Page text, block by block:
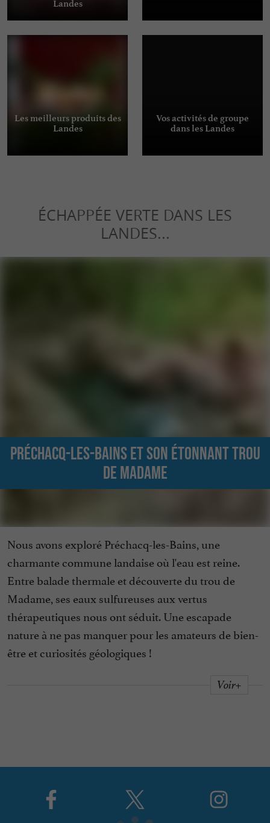
Landes
Les meilleurs produits des
Landes
Vos activités de groupe
dans les Landes
ÉCHAPPÉE VERTE DANS LES
LANDES...
Préchacq-les-Bains et son étonnant trou
de Madame
Nous avons exploré Préchacq-les-Bains, une
charmante commune landaise où l'eau est reine.
Entre balade thermale et découverte du trou de
Madame, ses eaux sulfureuses aux vertus
thérapeutiques nous ont séduit. Une escapade
nature à ne pas manquer pour les amateurs de bien-
être et curiosités géologiques !
Voir+